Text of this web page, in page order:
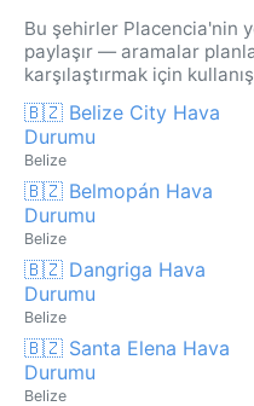
Bu şehirler Placencia'nin
paylaşır — aramalar
karşılaştırmak için
🇧🇿 Belize City Hava
Durumu
Belize
🇧🇿 Belmopán Hava
Durumu
Belize
🇧🇿 Dangriga Hava
Durumu
Belize
🇧🇿 Santa Elena Hava
Durumu
Belize